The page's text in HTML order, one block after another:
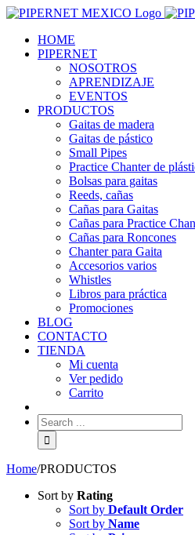
Skip
contentHOME
PIPERNET
NOSOTROS
APRENDIZAJE
EVENTOS
PRODUCTOS
Gaitas de madera
Gaitas de pástico
Small Pipes
Practice Chanter de
Bolsas para gaitas
Reeds, cañas
Cañas para Gaitas
Cañas para Practice
Cañas para Roncones
Chanter para Gaita
Accesorios varios
Whistles
Libros para práctica
Promociones
BLOG
CONTACTO
TIENDA
Mi cuenta
Ver pedido
Carrito
Search
for:
Home/PRODUCTOS
Sort by Rating
Sort by Default Order
Sort by Name